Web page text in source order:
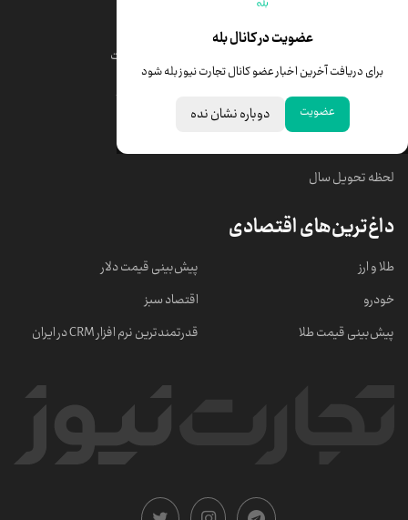
عضویت در کانال بله
برای دریافت آخرین اخبار عضو کانال تجارت نیوز بله شود
عضویت دوباره نشان نده
قیمت درهم امارات
خبرهای مهم
لحظه تحویل سال
داغ‌ترین‌های اقتصادی
طلا و ارز
خودرو
پیش‌بینی قیمت طلا
پیش‌بینی قیمت دلار
اقتصاد سبز
قدرتمندترین نرم‌ افزار CRM در ایران